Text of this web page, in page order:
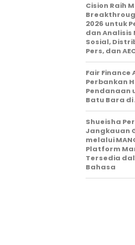
Cision Raih
2026 untuk
dan Analisis
Sosial,
Pers, dan
Fair Finance
Perbankan
Pendanaan
Batu Bara di
Shueisha
Jangkauan
melalui
Platform
Tersedia
Bahasa